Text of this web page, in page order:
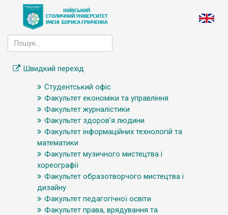
Швидкий перехід
Студентський офіс
Факультет економіки та управління
Факультет журналістики
Факультет здоров’я людини
Факультет інформаційних технологій та
математики
Факультет музичного мистецтва і
хореографії
Факультет образотворчого мистецтва і
дизайну
Факультет педагогічної освіти
Факультет права, врядування та